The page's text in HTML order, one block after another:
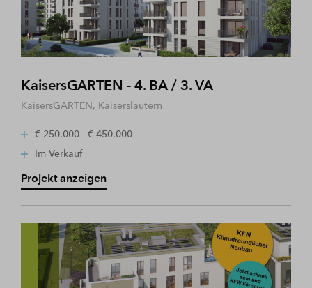
KaisersGARTEN - 4. BA / 3. VA
KaisersGARTEN, Kaiserslautern
€ 250.000 - € 450.000
Im Verkauf
Projekt anzeigen